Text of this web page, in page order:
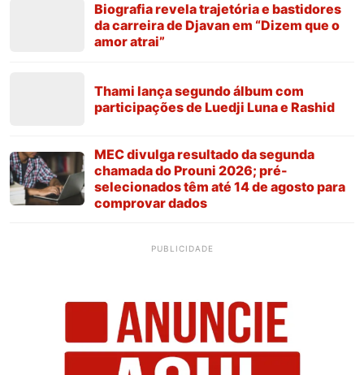
Biografia revela trajetória e bastidores
da carreira de Djavan em “Dizem que o
amor atrai”
Thami lança segundo álbum com
participações de Luedji Luna e Rashid
MEC divulga resultado da segunda
chamada do Prouni 2026; pré-
selecionados têm até 14 de agosto para
comprovar dados
PUBLICIDADE